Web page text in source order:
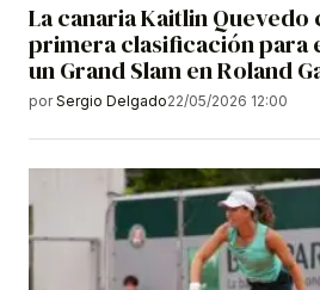
La canaria Kaitlin Quevedo
primera clasificación para
un Grand Slam en Roland
por Sergio Delgado22/05/2026 12:00